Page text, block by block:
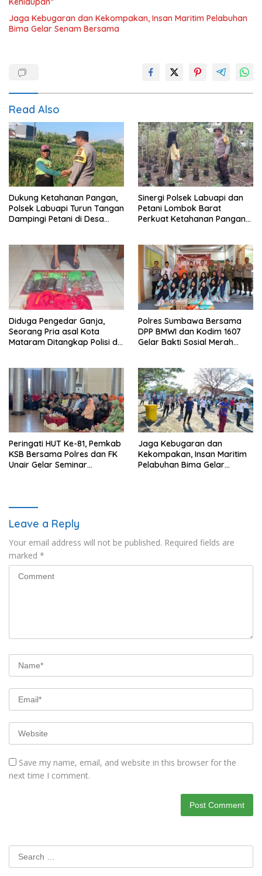
Jaga Kebugaran dan Kekompakan, Insan Maritim Pelabuhan
Bima Gelar Senam Bersama
Read Also
Dukung Ketahanan Pangan,
Polsek Labuapi Turun Tangan
Dampingi Petani di Desa
Sinergi Polsek Labuapi dan
Petani Lombok Barat
Perkuat Ketahanan Pangan
Diduga Pengedar Ganja,
Seorang Pria asal Kota
Mataram Ditangkap Polisi di
Polres Sumbawa Bersama
DPP BMWI dan Kodim 1607
Gelar Bakti Sosial Merah
Peringati HUT Ke-81, Pemkab
KSB Bersama Polres dan FK
Unair Gelar Seminar
Jaga Kebugaran dan
Kekompakan, Insan Maritim
Pelabuhan Bima Gelar
Leave a Reply
Your email address will not be published. Required fields are
marked *
Save my name, email, and website in this browser for the
next time I comment.
Search
for: